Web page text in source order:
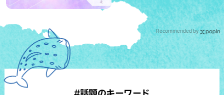
Recommended by
#話題のキーワード